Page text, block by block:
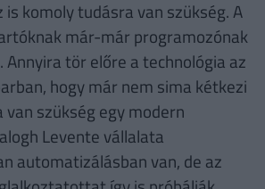
is komoly tudásra van szükség. A
már-már programozónak
Annyira tör előre a technológia az
hogy már nem sima kétkezi
szükség egy modern
Levente vállalata
automatizálásban van, de az